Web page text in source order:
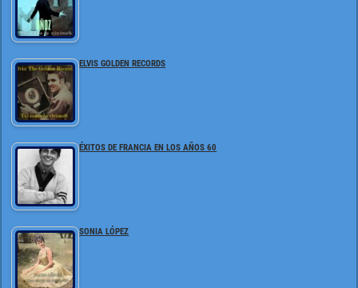
ELVIS GOLDEN RECORDS
ÉXITOS DE FRANCIA EN LOS AÑOS 60
SONIA LÓPEZ